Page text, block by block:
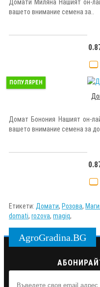
Домати Миляна Нашият он-
вашето внимание семена за..
ПОПУЛЯРЕН
Домат Бонония Нашият он-
вашето внимание семена за
Етикети: Домати, Розова,
domati, rozova, magiq,
AgroGradina.BG